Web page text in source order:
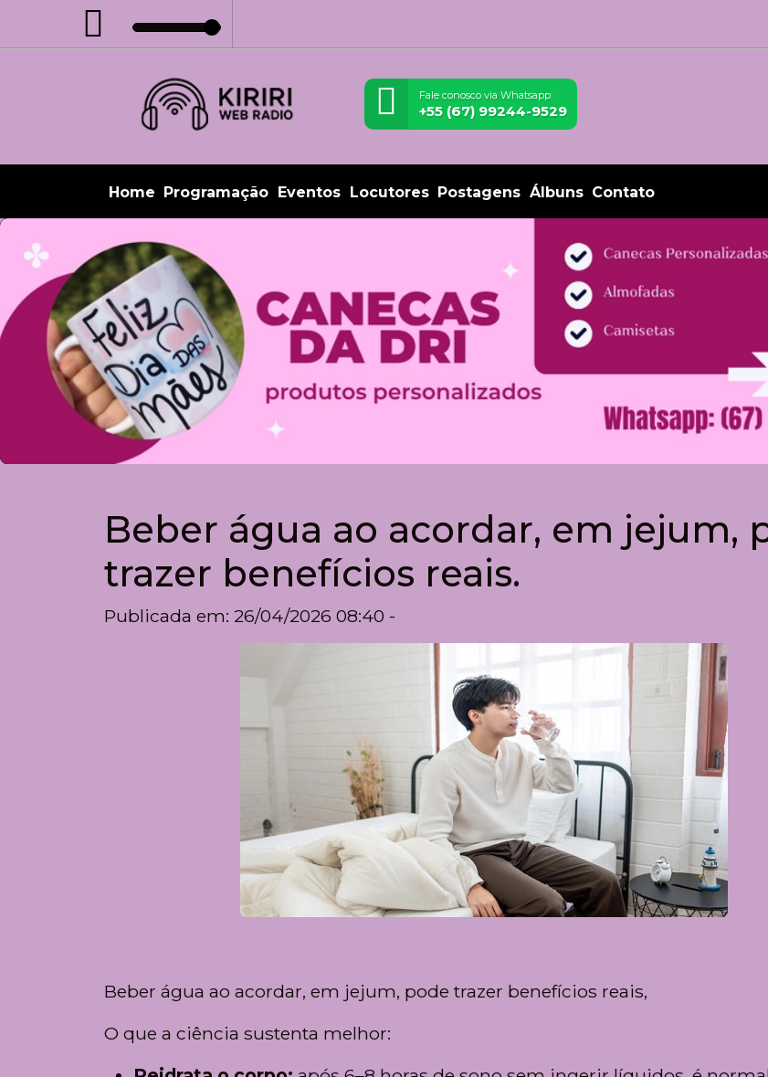
Fale conosco via Whatsapp:
+55 (67) 99244-9529
Home Programação Eventos Locutores Postagens Álbuns Contato
Beber água ao acordar, em jejum,
trazer benefícios reais.
Publicada em: 26/04/2026 08:40 -
Beber água ao acordar, em jejum, pode trazer benefícios reais,
O que a ciência sustenta melhor: